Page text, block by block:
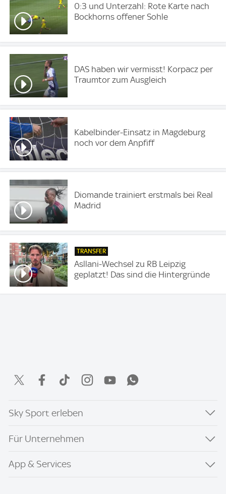
0:3 und Unterzahl: Rote Karte nach
Bockhorns offener Sohle
DAS haben wir vermisst! Korpacz per
Traumtor zum Ausgleich
Kabelbinder-Einsatz in Magdeburg
noch vor dem Anpfiff
Diomande trainiert erstmals bei Real
Madrid
TRANSFER
Asllani-Wechsel zu RB Leipzig
geplatzt! Das sind die Hintergründe
Sky Sport erleben
Für Unternehmen
App & Services